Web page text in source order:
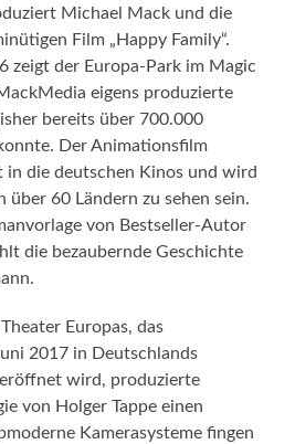
Michael Mack und die
Film „Happy Family“.
zeigt der Europa-Park im Magic
eigens produzierte
bereits über 700.000
Der Animationsfilm
in die deutschen Kinos und wird
60 Ländern zu sehen sein.
von Bestseller-Autor
die bezaubernde Geschichte
Europas, das
2017 in Deutschlands
wird, produzierte
von Holger Tappe einen
Kamerasysteme fingen